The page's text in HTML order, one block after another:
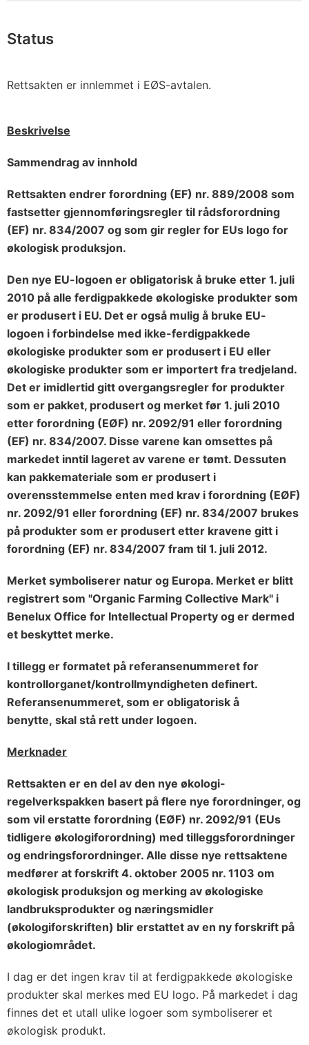
Status
Rettsakten er innlemmet i EØS-avtalen.
Beskrivelse
Sammendrag av innhold
Rettsakten endrer forordning (EF) nr. 889/2008 som
fastsetter gjennomføringsregler til rådsforordning
(EF) nr. 834/2007 og som gir regler for EUs logo for
økologisk produksjon.
Den nye EU-logoen er obligatorisk å bruke etter 1. juli
2010 på alle ferdigpakkede økologiske produkter som
er produsert i EU. Det er også mulig å bruke EU-
logoen i forbindelse med ikke-ferdigpakkede
økologiske produkter som er produsert i EU eller
økologiske produkter som er importert fra tredjeland.
Det er imidlertid gitt overgangsregler for produkter
som er pakket, produsert og merket før 1. juli 2010
etter forordning (EØF) nr. 2092/91 eller forordning
(EF) nr. 834/2007. Disse varene kan omsettes på
markedet inntil lageret av varene er tømt. Dessuten
kan pakkemateriale som er produsert i
overensstemmelse enten med krav i forordning (EØF)
nr. 2092/91 eller forordning (EF) nr. 834/2007 brukes
på produkter som er produsert etter kravene gitt i
forordning (EF) nr. 834/2007 fram til 1. juli 2012.
Merket symboliserer natur og Europa. Merket er blitt
registrert som "Organic Farming Collective Mark" i
Benelux Office for Intellectual Property og er dermed
et beskyttet merke.
I tillegg er formatet på referansenummeret for
kontrollorganet/kontrollmyndigheten definert.
Referansenummeret, som er obligatorisk å
benytte, skal stå rett under logoen.
Merknader
Rettsakten er en del av den nye økologi-
regelverkspakken basert på flere nye forordninger, og
som vil erstatte forordning (EØF) nr. 2092/91 (EUs
tidligere økologiforordning) med tilleggsforordninger
og endringsforordninger. Alle disse nye rettsaktene
medfører at forskrift 4. oktober 2005 nr. 1103 om
økologisk produksjon og merking av økologiske
landbruksprodukter og næringsmidler
(økologiforskriften) blir erstattet av en ny forskrift på
økologiområdet.
I dag er det ingen krav til at ferdigpakkede økologiske
produkter skal merkes med EU logo. På markedet i dag
finnes det et utall ulike logoer som symboliserer et
økologisk produkt.